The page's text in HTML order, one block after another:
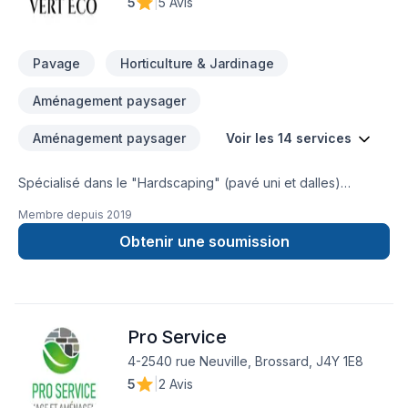
Pavage Horticulture & Jardinage
Aménagement paysager
Aménagement paysager Voir les 14 services
Spécialisé dans le "Hardscaping" (pavé uni et dalles)
Membre depuis 2019
Obtenir une soumission
Pro Service
4-2540 rue Neuville, Brossard, J4Y 1E8
5
2 Avis